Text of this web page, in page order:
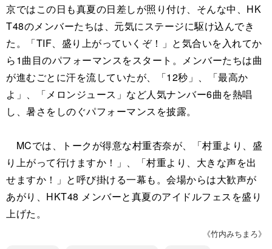
京ではこの日も真夏の日差しが照り付け、そんな中、HK
T48のメンバーたちは、元気にステージに駆け込んでき
た。「TIF、盛り上がっていくぞ！」と気合いを入れてか
ら1曲目のパフォーマンスをスタート。メンバーたちは曲
が進むごとに汗を流していたが、「12秒」、「最高か
よ」、「メロンジュース」など人気ナンバー6曲を熱唱
し、暑さをしのぐパフォーマンスを披露。
MCでは、トークが得意な村重杏奈が、「村重より、盛
り上がって行けますか！」、「村重より、大きな声を出
せますか！」と呼び掛ける一幕も。会場からは大歓声が
あがり、HKT48 メンバーと真夏のアイドルフェスを盛り
上げた。
《竹内みちまろ》